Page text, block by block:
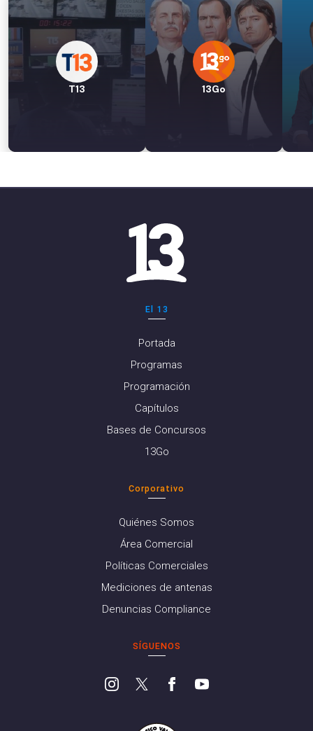
T13 13Go
El 13
Portada
Programas
Programación
Capítulos
Bases de Concursos
13Go
Corporativo
Quiénes Somos
Área Comercial
Políticas Comerciales
Mediciones de antenas
Denuncias Compliance
SÍGUENOS